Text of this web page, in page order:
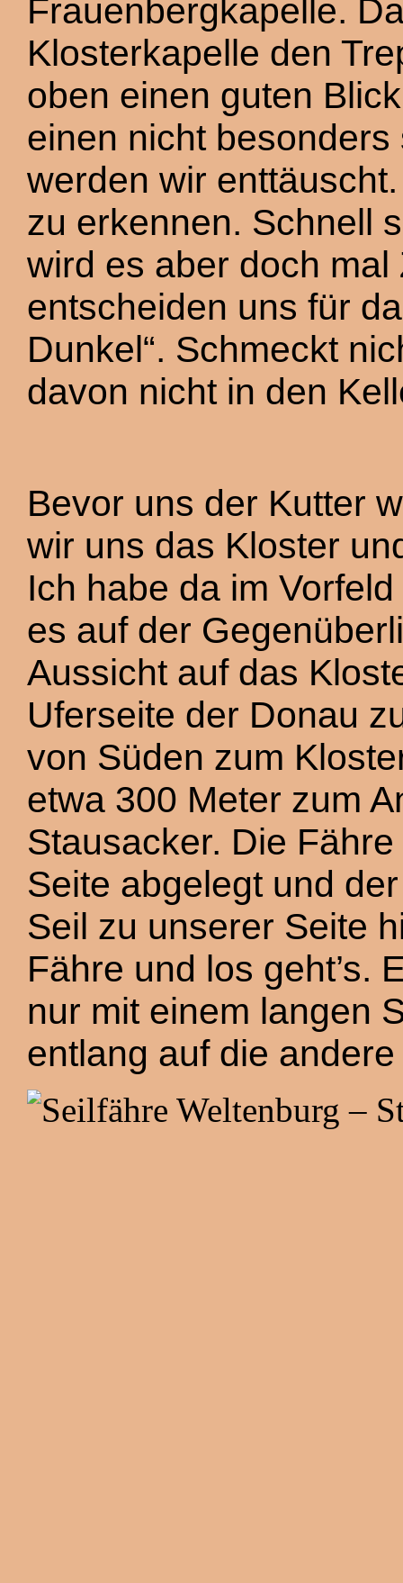
Frauenbergkapelle.
Klosterkapelle den
oben einen guten
einen nicht
werden wir
zu erkennen. Schnell
wird es aber doch
entscheiden uns für
Dunkel“. Schmeckt
davon nicht in den
Bevor uns der Kutter
wir uns das Kloster
Ich habe da im
es auf der
Aussicht auf das
Uferseite der Donau
von Süden zum
etwa 300 Meter zum
Stausacker. Die
Seite abgelegt und
Seil zu unserer Seite
Fähre und los geht’s.
nur mit einem langen
entlang auf die